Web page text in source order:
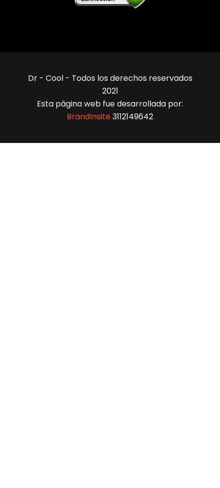
Dr - Cool - Todos los derechos reservados
2021
Esta página web fue desarrollada por:
BrandInsite3112149642